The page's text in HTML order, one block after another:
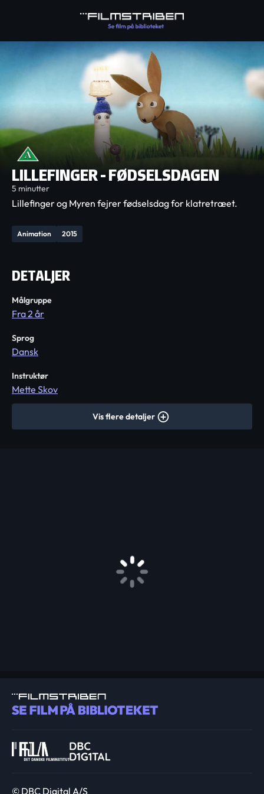
LILLEFINGER - FØDSELSDAGEN
5 minutter
Animation 2015
Lillefinger og Myren fejrer fødselsdag for klatretræet.
DETALJER
Målgruppe
Fra 2 år
Sprog
Dansk
Instruktør
Mette Skov
Vis flere detaljer
© DBC Digital A/S